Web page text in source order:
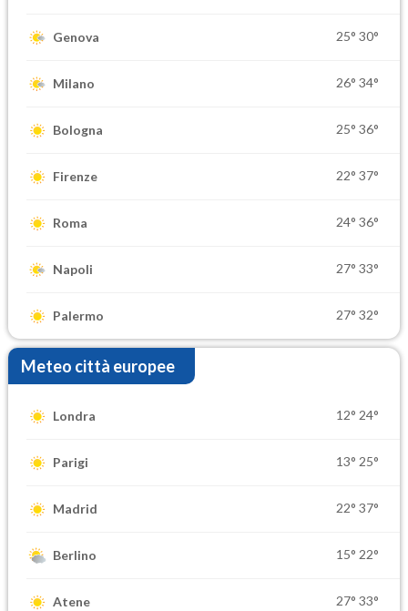
Genova 25° 30°
Milano 26° 34°
Bologna 25° 36°
Firenze 22° 37°
Roma 24° 36°
Napoli 27° 33°
Palermo 27° 32°
Meteo città europee
Londra 12° 24°
Parigi 13° 25°
Madrid 22° 37°
Berlino 15° 22°
Atene 27° 33°